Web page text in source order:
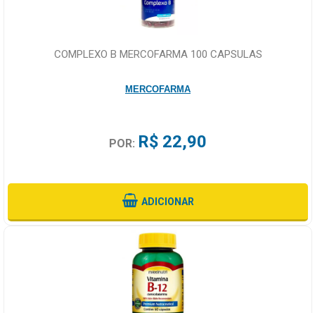
COMPLEXO B MERCOFARMA 100 CAPSULAS
MERCOFARMA
POR: R$ 22,90
ADICIONAR